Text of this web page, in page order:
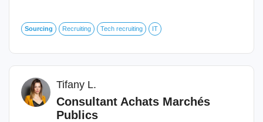
Sourcing Recruiting Tech recruiting IT
Tifany L.
Consultant Achats Marchés
Publics